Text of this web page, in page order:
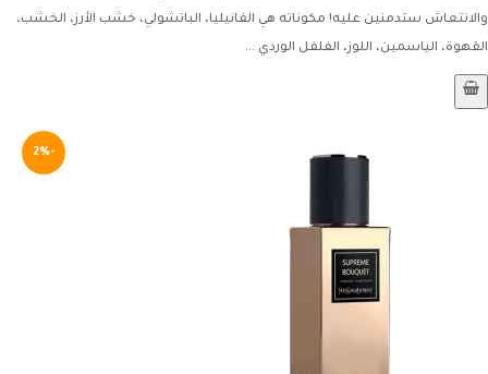
والانتعاش ستدمنين عليه! مكوناته هي الفانيليا، الباتشولي، خشب الأرز، الخشب،
القهوة، الياسمين، اللوز، الفلفل الوردي ...
-2%